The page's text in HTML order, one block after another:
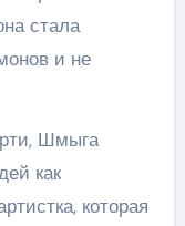
стала
и не
Шмыга
как
которая